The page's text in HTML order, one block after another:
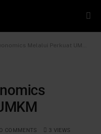
Melalui Perkuat UMKM
COMMENTS 3 VIEWS